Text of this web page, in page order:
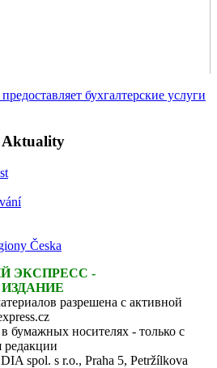
Aktuality
Česka
ЭКСПРЕСС -
разрешена с активной
бумажных носителях - только с
редакции
spol. s r.o., Praha 5, Petržílkova